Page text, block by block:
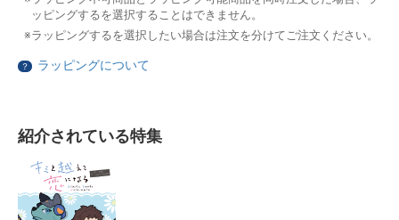
ッピングするを選択することはできません。
ラッピングするを選択したい場合は注文を分けてご注文ください。
？ ラッピングについて
紹介されている特集